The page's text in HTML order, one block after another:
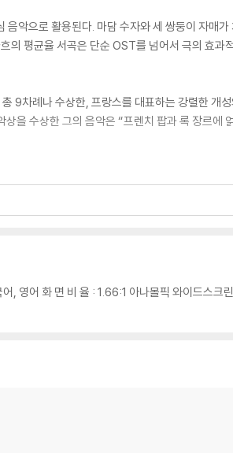
악으로 활용된다. 마담 수자와 세 쌍둥이 자매가
의 평균율 서곡은 단순 OST를 넘어서 극의 효과
9차례나 수상한, 프랑스를 대표하는 강렬한 개
을 수상한 그의 음악은 “프렌치 팝과 록 장르에
동영상이 없는 경우 교환/반품이 제한될 수 있습니
영어 화 면 비 율 : 1.66:1 아나몰픽 와이드스크린